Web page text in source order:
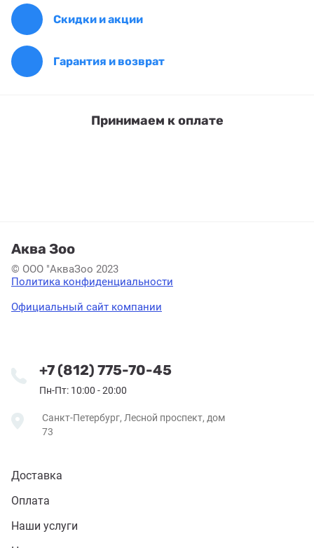
Скидки и акции
Гарантия и возврат
Принимаем к оплате
Аква Зоо
© ООО "АкваЗоо 2023
Политика конфиденциальности
Официальный сайт компании
+7 (812) 775-70-45
Пн-Пт: 10:00 - 20:00
Санкт-Петербург, Лесной проспект, дом
73
Доставка
Оплата
Наши услуги